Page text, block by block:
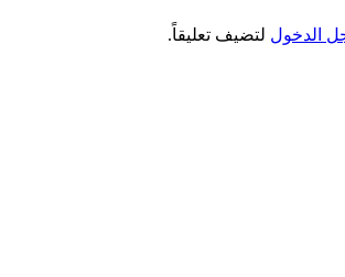
الدخول لتضيف تعليقاً.